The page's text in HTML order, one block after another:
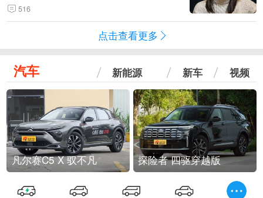
516
点击查看更多
汽车 新能源 新车 视频
凡尔赛C5 X 驭不凡 探险者 四驱穿越版